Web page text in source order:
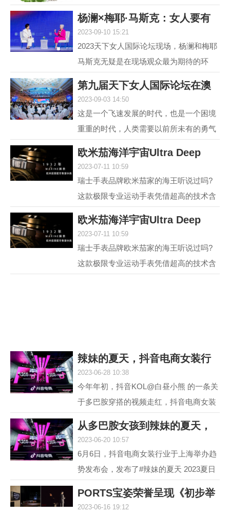
王炸，但很多人却因为脸上的痘痘或痘印
而封印了颜值，在变美...
杨澜×梅耶·马斯克：女人要有
2023-09-10 15:21
2023天下女人国际论坛现场，杨澜和梅耶
马斯克无疑是在现场观众最为期待的环
传奇人生的优秀女性，...
第九届天下女人国际论坛在澳
2023-09-03 14:50
这是一个飞速发展的时代，也是一个困境
重重的时代，人类需要以前所未有的勇气
不可或缺的组成部分...
欧米茄海洋宇宙Ultra Deep
2023-07-11 10:59
瑞士手表品牌欧米茄家的海王听说过吗?
这款极限专业运动手表凭借超高的技术含
议，它就是欧米茄海...
欧米茄海洋宇宙Ultra Deep
2023-07-11 10:59
瑞士手表品牌欧米茄家的海王听说过吗?
这款极限专业运动手表凭借超高的技术含
辣妹的夏天，抖音电商女装行
2023-06-28 10:38
今年年初，抖音KOL@白昼小熊 的一条关
于多巴胺穿搭的视频走红，抖音电商女装
最终，#多巴胺女孩 ...
从多巴胺女孩到辣妹的夏天，
2023-06-20 10:57
6月6日，抖音电商女装行业于上海举办趋
势发布会，发布了#辣妹的夏天 2023夏日
计，截至目前，#辣...
PORTS宝姿荣誉呈现《初步举
2023-06-16 19:12